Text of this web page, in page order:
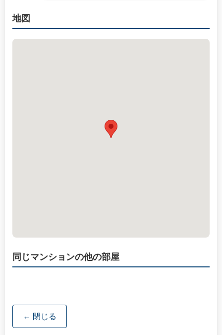
地図
同じマンションの他の部屋
← 閉じる